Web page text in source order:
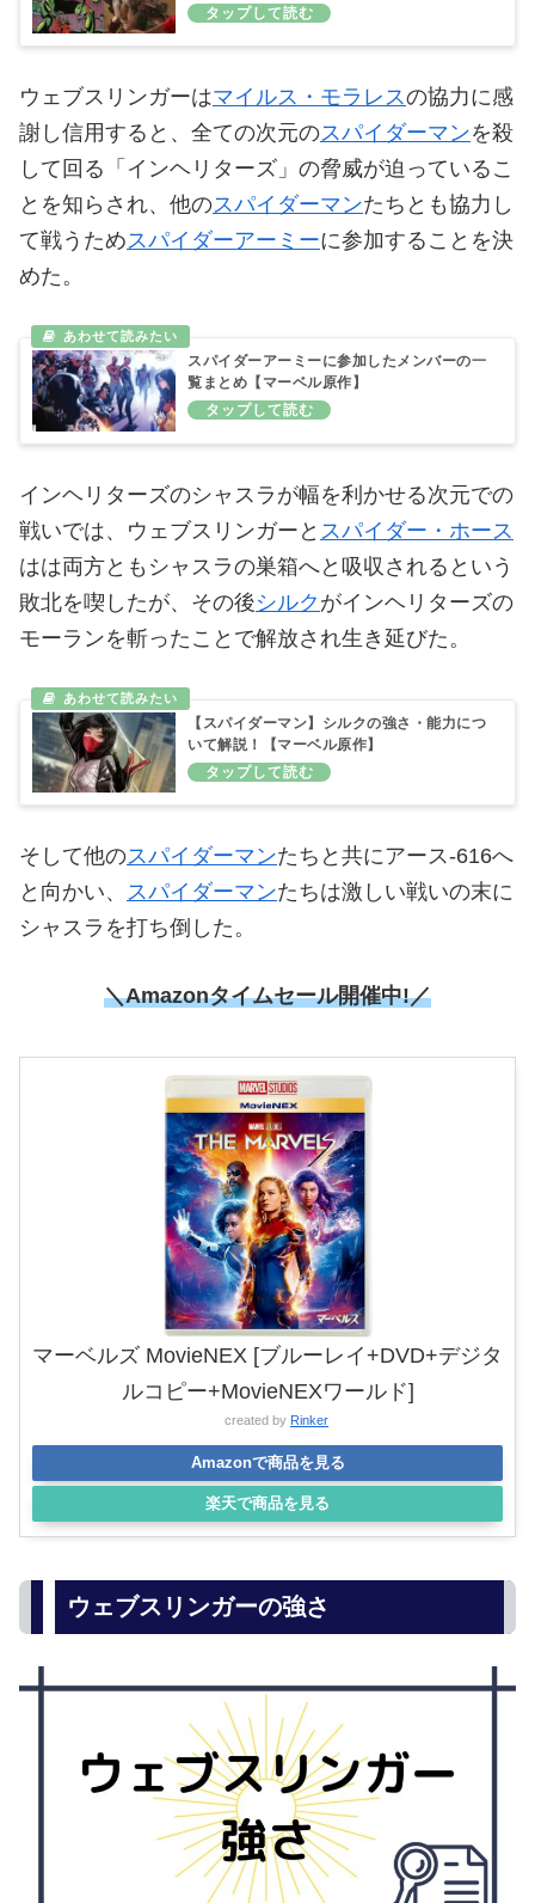
ウェブスリンガーはマイルス・モラレスの協力に感
謝し信用すると、全ての次元のスパイダーマンを殺
して回る「インヘリターズ」の脅威が迫っているこ
とを知らされ、他のスパイダーマンたちとも協力し
て戦うためスパイダーアーミーに参加することを決
めた。
スパイダーアーミーに参加したメンバーの一
覧まとめ【マーベル原作】
インヘリターズのシャスラが幅を利かせる次元での
戦いでは、ウェブスリンガーと スパイダー・ホース
はは両方ともシャスラの巣箱へと吸収されるという
敗北を喫したが、その後シルク がインヘリターズの
モーランを斬ったことで解放され生き延びた。
【スパイダーマン】シルクの強さ・能力につ
いて解説！【マーベル原作】
そして他のスパイダーマンたちと共にアース‐616へ
と向かい、 スパイダーマンたちは激しい戦いの末に
シャスラを打ち倒した。
＼Amazonタイムセール開催中!／
マーベルズ MovieNEX [ブルーレイ+DVD+デジタ
ルコピー+MovieNEXワールド]
created by Rinker
Amazonで商品を見る
楽天で商品を見る
ウェブスリンガーの強さ